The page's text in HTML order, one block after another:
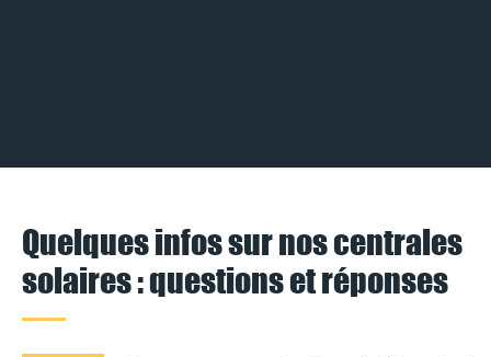
Quelques infos sur nos centrales
solaires : questions et réponses